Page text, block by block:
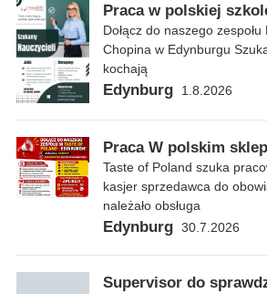
Praca w polskiej
Dołącz do naszego zespołu
Chopina w Edynburgu
kochają
Edynburg 1.8.2026
Praca W polskim
Taste of Poland szuka
kasjer sprzedawca do
należało obsługa
Edynburg 30.7.2026
Supervisor do